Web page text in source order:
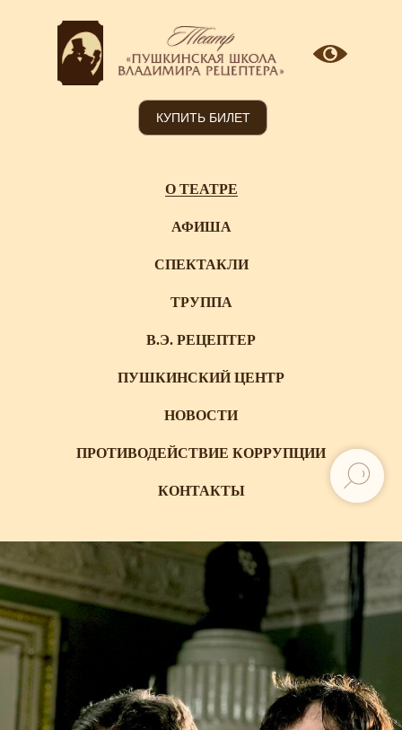
КУПИТЬ БИЛЕТ
О ТЕАТРЕ
АФИША
СПЕКТАКЛИ
ТРУППА
В.Э. РЕЦЕПТЕР
ПУШКИНСКИЙ ЦЕНТР
НОВОСТИ
ПРОТИВОДЕЙСТВИЕ КОРРУПЦИИ
КОНТАКТЫ